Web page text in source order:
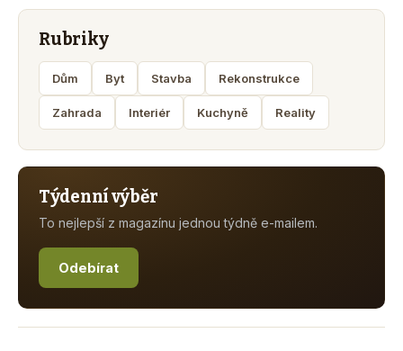
Rubriky
Dům Byt Stavba Rekonstrukce
Zahrada Interiér Kuchyně Reality
Týdenní výběr
To nejlepší z magazínu jednou týdně e-mailem.
Odebírat